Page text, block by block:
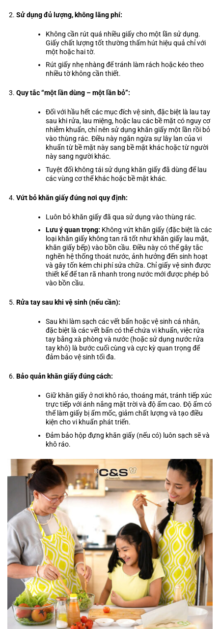
Sử dụng đủ lượng, không lãng phí:
Không cần rút quá nhiều giấy cho một lần sử dụng.
Giấy chất lượng tốt thường thấm hút hiệu quả chỉ với
một hoặc hai tờ.
Rút giấy nhẹ nhàng để tránh làm rách hoặc kéo theo
nhiều tờ không cần thiết.
Quy tắc “một lần dùng – một lần bỏ”:
Đối với hầu hết các mục đích vệ sinh, đặc biệt là lau tay
sau khi rửa, lau miệng, hoặc lau các bề mặt có nguy cơ
nhiễm khuẩn, chỉ nên sử dụng khăn giấy một lần rồi bỏ
vào thùng rác. Điều này ngăn ngừa sự lây lan của vi
khuẩn từ bề mặt này sang bề mặt khác hoặc từ người
này sang người khác.
Tuyệt đối không tái sử dụng khăn giấy đã dùng để lau
các vùng cơ thể khác hoặc bề mặt khác.
Vứt bỏ khăn giấy đúng nơi quy định:
Luôn bỏ khăn giấy đã qua sử dụng vào thùng rác.
Lưu ý quan trọng: Không vứt khăn giấy (đặc biệt là các
loại khăn giấy không tan rã tốt như khăn giấy lau mặt,
khăn giấy bếp) vào bồn cầu. Điều này có thể gây tắc
nghẽn hệ thống thoát nước, ảnh hưởng đến sinh hoạt
và gây tốn kém chi phí sửa chữa. Chỉ giấy vệ sinh được
thiết kế để tan rã nhanh trong nước mới được phép bỏ
vào bồn cầu.
Rửa tay sau khi vệ sinh (nếu cần):
Sau khi làm sạch các vết bẩn hoặc vệ sinh cá nhân,
đặc biệt là các vết bẩn có thể chứa vi khuẩn, việc rửa
tay bằng xà phòng và nước (hoặc sử dụng nước rửa
tay khô) là bước cuối cùng và cực kỳ quan trọng để
đảm bảo vệ sinh tối đa.
Bảo quản khăn giấy đúng cách:
Giữ khăn giấy ở nơi khô ráo, thoáng mát, tránh tiếp xúc
trực tiếp với ánh nắng mặt trời và độ ẩm cao. Độ ẩm có
thể làm giấy bị ẩm mốc, giảm chất lượng và tạo điều
kiện cho vi khuẩn phát triển.
Đảm bảo hộp đựng khăn giấy (nếu có) luôn sạch sẽ và
khô ráo.